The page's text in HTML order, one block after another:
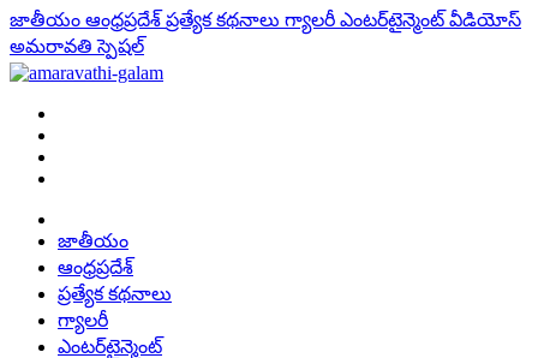
జాతీయం ఆంధ్రప్రదేశ్ ప్రత్యేక కథనాలు గ్యాలరీ ఎంటర్‌టైన్మెంట్ వీడియోస్
అమరావతి స్పెషల్
జాతీయం
ఆంధ్రప్రదేశ్
ప్రత్యేక కథనాలు
గ్యాలరీ
ఎంటర్‌టైన్మెంట్